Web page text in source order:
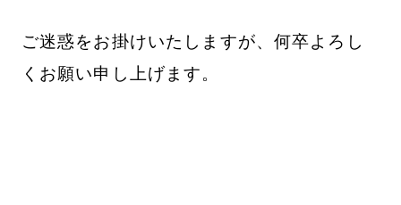
ご迷惑をお掛けいたしますが、何卒よろし
くお願い申し上げます。